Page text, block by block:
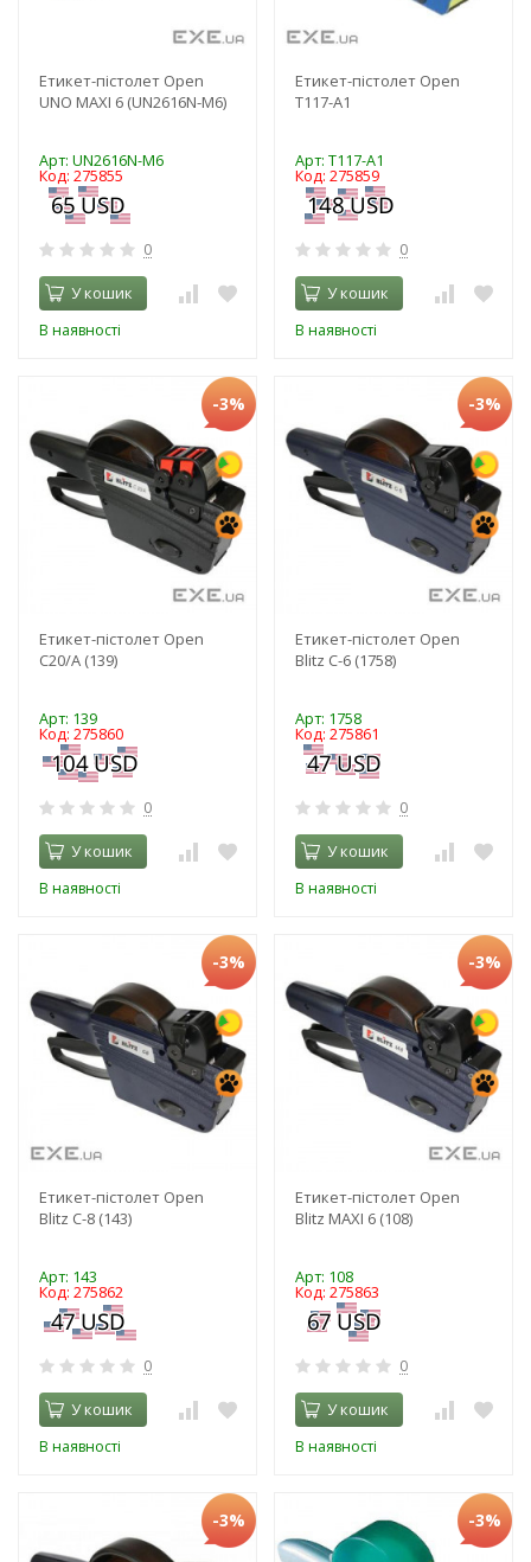
Етикет-пістолет Open
UNO MAXI 6 (UN2616N-M6)
Арт: UN2616N-M6
Код: 275855
0
У кошик
В наявності
Етикет-пістолет Open
Т117-А1
Арт: Т117-А1
Код: 275859
0
У кошик
В наявності
-3%
Етикет-пістолет Open
C20/A (139)
Арт: 139
Код: 275860
0
У кошик
В наявності
-3%
Етикет-пістолет Open
Blitz C-6 (1758)
Арт: 1758
Код: 275861
0
У кошик
В наявності
-3%
Етикет-пістолет Open
Blitz C-8 (143)
Арт: 143
Код: 275862
0
У кошик
В наявності
-3%
Етикет-пістолет Open
Blitz MAXI 6 (108)
Арт: 108
Код: 275863
0
У кошик
В наявності
-3% -3%